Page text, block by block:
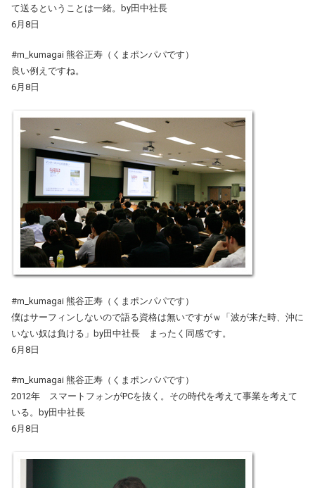
て送るということは一緒。by田中社長
6月8日
#m_kumagai 熊谷正寿（くまポンパパです）
良い例えですね。
6月8日
#m_kumagai 熊谷正寿（くまポンパパです）
僕はサーフィンしないので語る資格は無いですがｗ「波が来た時、沖に
いない奴は負ける」by田中社長 まったく同感です。
6月8日
#m_kumagai 熊谷正寿（くまポンパパです）
2012年 スマートフォンがPCを抜く。その時代を考えて事業を考えて
いる。by田中社長
6月8日